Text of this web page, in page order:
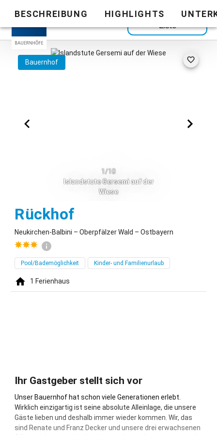
Zurück zur
Liste
BESCHREIBUNG HIGHLIGHTS
Bauernhof
1/10
Islandstute Gersemi auf der
Wiese
Rückhof
Neukirchen-Balbini – Oberpfälzer Wald – Ostbayern
Pool/Bademöglichkeit Kinder- und Familienurlaub
1 Ferienhaus
Ihr Gastgeber stellt sich vor
Unser Bauernhof hat schon viele Generationen erlebt.
Wirklich einzigartig ist seine absolute Alleinlage, die unsere
Gäste lieben und deshalb immer wieder kommen. Wir, das
sind Renate und Franz Decker und unsere drei erwachsenen